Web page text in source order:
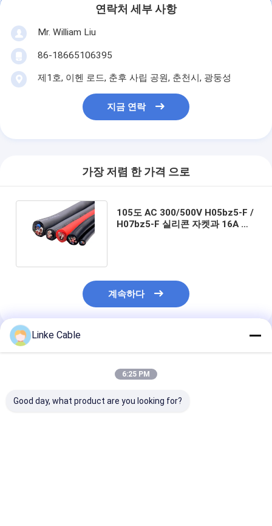
연락처 세부 사항
Mr. William Liu
86-18665106395
제1호, 이헨 로드, 춘후 사립 공원, 춘천시, 광둥성
지금 연락
가장 저렴 한 가격 으로
105도 AC 300/500V H05bz5-F /
H07bz5-F 실리콘 자켓과 16A 등
계속하다
추천된 제품
Linke Cable
6:25 PM
Good day, what product are you looking for?